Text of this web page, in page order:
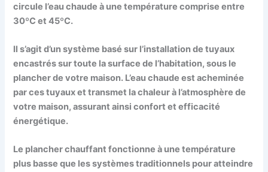
circule l’eau chaude à une température comprise entre
30ºC et 45ºC.
Il s’agit d’un système basé sur l’installation de tuyaux
encastrés sur toute la surface de l’habitation, sous le
plancher de votre maison. L’eau chaude est acheminée
par ces tuyaux et transmet la chaleur à l’atmosphère de
votre maison, assurant ainsi confort et efficacité
énergétique.
Le plancher chauffant fonctionne à une température
plus basse que les systèmes traditionnels pour atteindre